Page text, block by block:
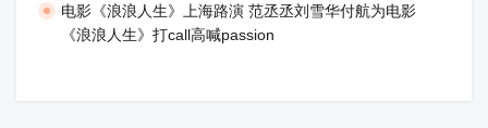
​电影《浪浪人生》上海路演 范丞丞刘雪华付航为电影
《浪浪人生》打call高喊passion